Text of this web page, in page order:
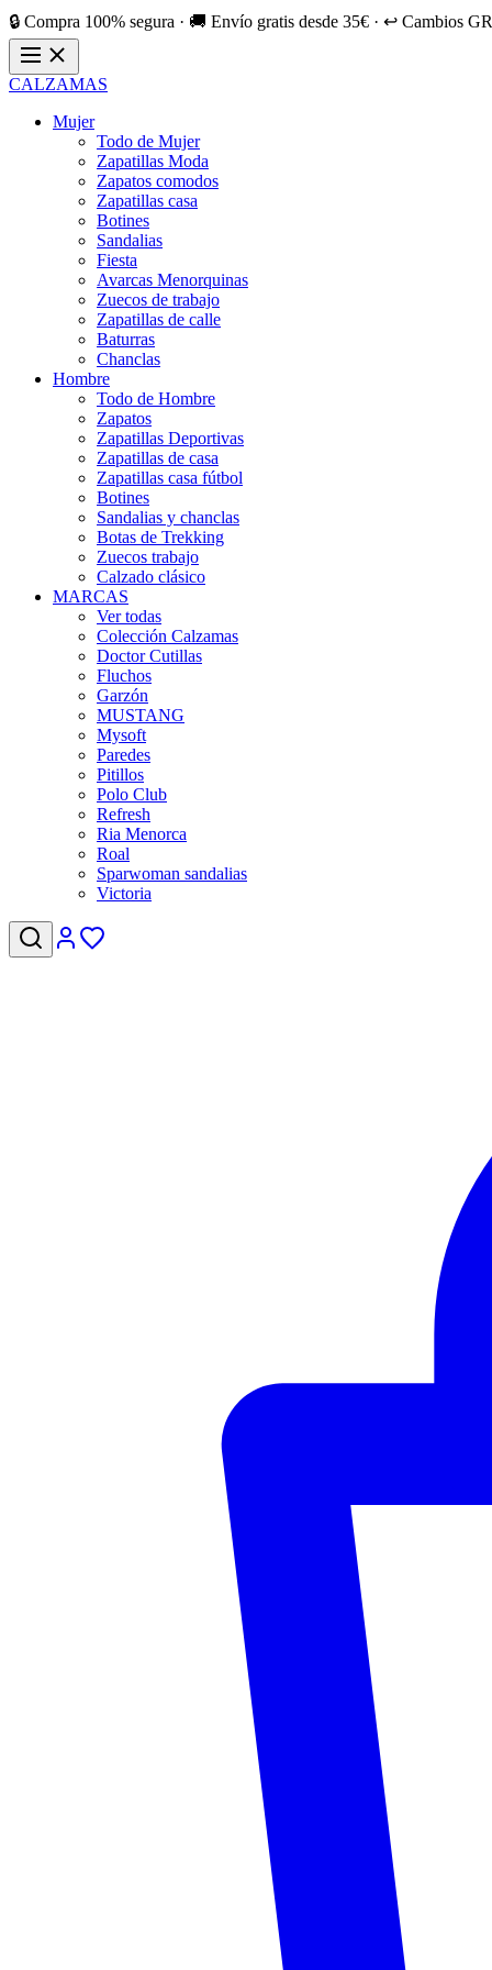
🔒 Compra 100% segura · 🚚 Envío gratis desde 35€ · ↩️ Cambios
CALZAMAS
Mujer
Todo de Mujer
Zapatillas Moda
Zapatos comodos
Zapatillas casa
Botines
Sandalias
Fiesta
Avarcas Menorquinas
Zuecos de trabajo
Zapatillas de calle
Baturras
Chanclas
Hombre
Todo de Hombre
Zapatos
Zapatillas Deportivas
Zapatillas de casa
Zapatillas casa fútbol
Botines
Sandalias y chanclas
Botas de Trekking
Zuecos trabajo
Calzado clásico
MARCAS
Ver todas
Colección Calzamas
Doctor Cutillas
Fluchos
Garzón
MUSTANG
Mysoft
Paredes
Pitillos
Polo Club
Refresh
Ria Menorca
Roal
Sparwoman sandalias
Victoria